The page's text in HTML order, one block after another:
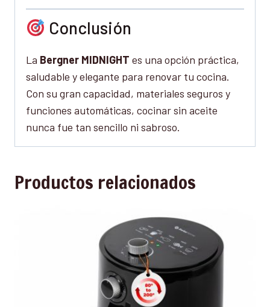
Conclusión
La Bergner MIDNIGHT es una opción práctica,
saludable y elegante para renovar tu cocina.
Con su gran capacidad, materiales seguros y
funciones automáticas, cocinar sin aceite
nunca fue tan sencillo ni sabroso.
Productos relacionados